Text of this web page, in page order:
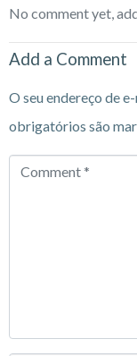
No comment yet,
Add a Comment
O seu endereço de
obrigatórios são
Comment